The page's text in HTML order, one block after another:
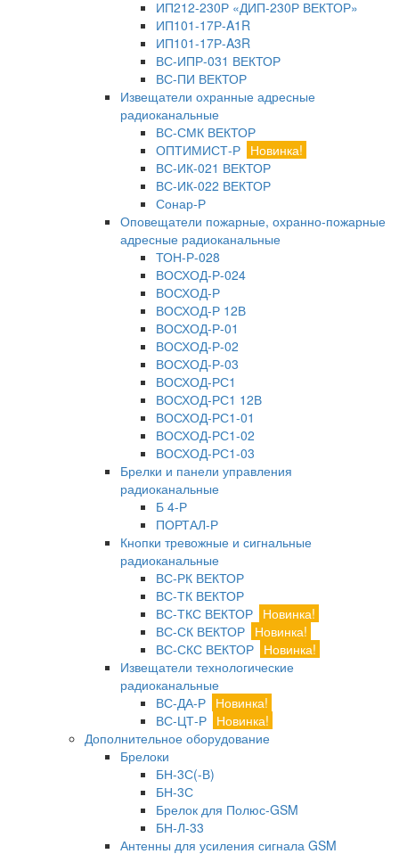
ИП212-230Р «ДИП-230Р ВЕКТОР»
ИП101-17Р-A1R
ИП101-17Р-A3R
ВС-ИПР-031 ВЕКТОР
ВС-ПИ ВЕКТОР
Извещатели охранные адресные
радиоканальные
ВС-СМК ВЕКТОР
ОПТИМИСТ-Р Новинка!
ВС-ИК-021 ВЕКТОР
ВС-ИК-022 ВЕКТОР
Сонар-Р
Оповещатели пожарные, охранно-пожарные
адресные радиоканальные
ТОН-Р-028
ВОСХОД-Р-024
ВОСХОД-Р
ВОСХОД-Р 12В
ВОСХОД-Р-01
ВОСХОД-Р-02
ВОСХОД-Р-03
ВОСХОД-РС1
ВОСХОД-РС1 12В
ВОСХОД-РС1-01
ВОСХОД-РС1-02
ВОСХОД-РС1-03
Брелки и панели управления
радиоканальные
Б 4-Р
ПОРТАЛ-Р
Кнопки тревожные и сигнальные
радиоканальные
ВС-РК ВЕКТОР
ВС-ТК ВЕКТОР
ВС-ТКС ВЕКТОР Новинка!
ВС-СК ВЕКТОР Новинка!
ВС-СКС ВЕКТОР Новинка!
Извещатели технологические
радиоканальные
ВС-ДА-Р Новинка!
ВС-ЦТ-Р Новинка!
Дополнительное оборудование
Брелоки
БН-3С(-В)
БН-3С
Брелок для Полюс-GSM
БН-Л-33
Антенны для усиления сигнала GSM